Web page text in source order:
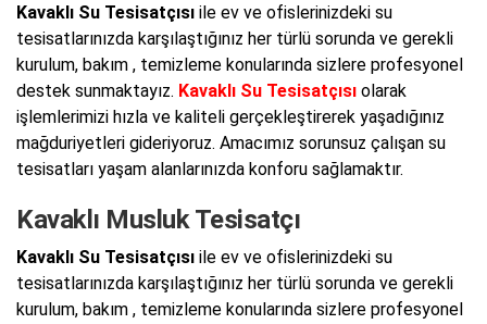
Kavaklı Su Tesisatçısı ile ev ve ofislerinizdeki su
tesisatlarınızda karşılaştığınız her türlü sorunda ve gerekli
kurulum, bakım , temizleme konularında sizlere profesyonel
destek sunmaktayız. Kavaklı Su Tesisatçısı olarak
işlemlerimizi hızla ve kaliteli gerçekleştirerek yaşadığınız
mağduriyetleri gideriyoruz. Amacımız sorunsuz çalışan su
tesisatları yaşam alanlarınızda konforu sağlamaktır.
Kavaklı Musluk Tesisatçı
Kavaklı Su Tesisatçısı ile ev ve ofislerinizdeki su
tesisatlarınızda karşılaştığınız her türlü sorunda ve gerekli
kurulum, bakım , temizleme konularında sizlere profesyonel